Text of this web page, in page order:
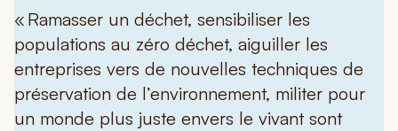
« Ramasser un déchet, sensibiliser les
populations au zéro déchet, aiguiller les
entreprises vers de nouvelles techniques de
préservation de l’environnement, militer pour
un monde plus juste envers le vivant sont